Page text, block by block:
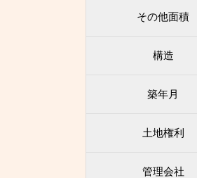
その他面積
構造
築年月
土地権利
管理会社